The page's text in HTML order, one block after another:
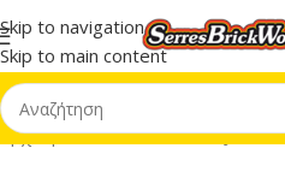
Skip to navigation
Skip to main content
Αρχική σελίδα/LEGO® NINJAGO®